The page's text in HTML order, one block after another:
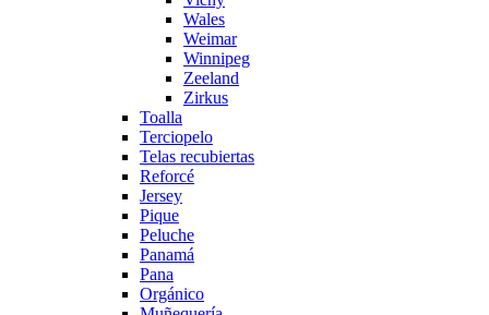
Wales
Weimar
Winnipeg
Zeeland
Zirkus
Toalla
Terciopelo
Telas recubiertas
Reforcé
Jersey
Pique
Peluche
Panamá
Pana
Orgánico